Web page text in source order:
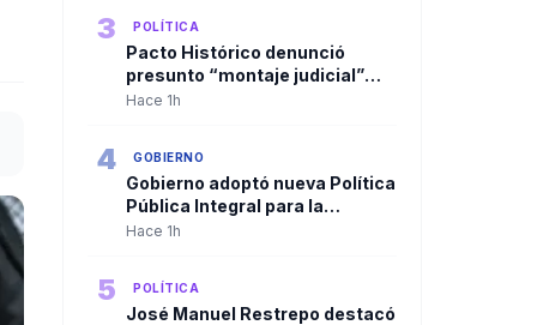
3 POLÍTICA
Pacto Histórico denunció
presunto “montaje judicial”
contra Gustavo Petro e Iván
Hace 1h
4 GOBIERNO
Gobierno adoptó nueva Política
Pública Integral para la
búsqueda e identificación de
Hace 1h
5 POLÍTICA
José Manuel Restrepo destacó